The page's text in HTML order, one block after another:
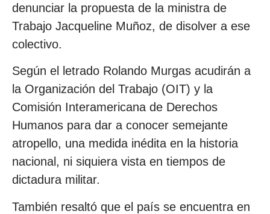
denunciar la propuesta de la ministra de
Trabajo Jacqueline Muñoz, de disolver a ese
colectivo.
Según el letrado Rolando Murgas acudirán a
la Organización del Trabajo (OIT) y la
Comisión Interamericana de Derechos
Humanos para dar a conocer semejante
atropello, una medida inédita en la historia
nacional, ni siquiera vista en tiempos de
dictadura militar.
También resaltó que el país se encuentra en